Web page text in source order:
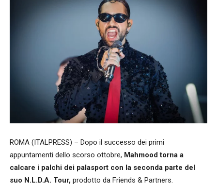
ROMA (ITALPRESS) – Dopo il successo dei primi
appuntamenti dello scorso ottobre, Mahmood torna a
calcare i palchi dei palasport con la seconda parte del
suo N.L.D.A. Tour, prodotto da Friends & Partners.